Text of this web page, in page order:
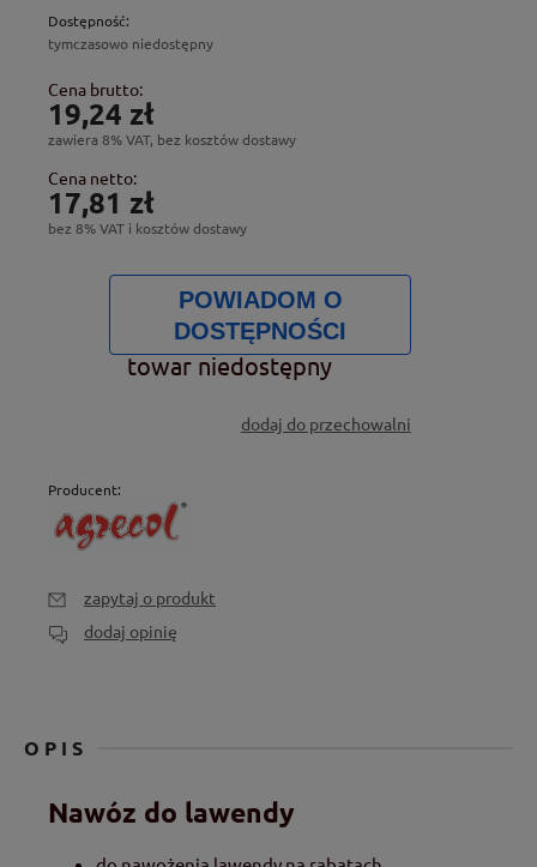
Dostępność:
tymczasowo niedostępny
Cena brutto:
19,24 zł
zawiera 8% VAT, bez kosztów dostawy
Cena netto:
17,81 zł
bez 8% VAT i kosztów dostawy
POWIADOM O
DOSTĘPNOŚCI
towar niedostępny
dodaj do przechowalni
Producent:
zapytaj o produkt
dodaj opinię
OPIS
Nawóz do lawendy